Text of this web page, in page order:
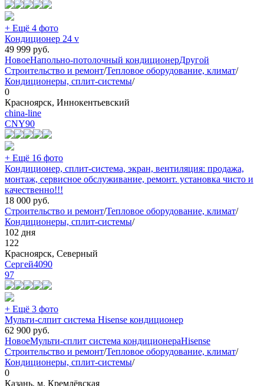
+ Ещё 4 фото
Кондиционер 24 v
49 999 руб.
НовоеНапольно-потолочный кондиционерДругой
Строительство и ремонт/Тепловое оборудование, климат/
Кондиционеры, сплит-системы/
0
Красноярск, Иннокентьевский
china-line
CNY90
+ Ещё 16 фото
Кондиционер, сплит-система, экран, вентиляция: продажа,
монтаж, сервисное обслуживание, ремонт. установка чисто и
качественно!!!
18 000 руб.
Строительство и ремонт/Тепловое оборудование, климат/
Кондиционеры, сплит-системы/
102 дня
122
Красноярск, Северный
Сергей4090
97
+ Ещё 3 фото
Мульти-слпит система Hisense кондиционер
62 900 руб.
НовоеМульти-сплит система кондиционераHisense
Строительство и ремонт/Тепловое оборудование, климат/
Кондиционеры, сплит-системы/
0
Казань, м. Кремлёвская